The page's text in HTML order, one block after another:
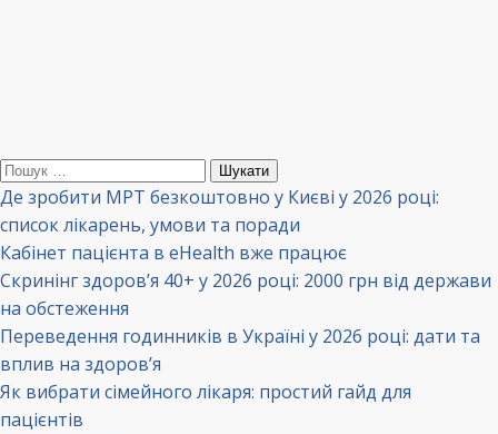
Пошук:
Де зробити МРТ безкоштовно у Києві у 2026 році:
список лікарень, умови та поради
Кабінет пацієнта в eHealth вже працює
Скринінг здоров’я 40+ у 2026 році: 2000 грн від держави
на обстеження
Переведення годинників в Україні у 2026 році: дати та
вплив на здоров’я
Як вибрати сімейного лікаря: простий гайд для
пацієнтів